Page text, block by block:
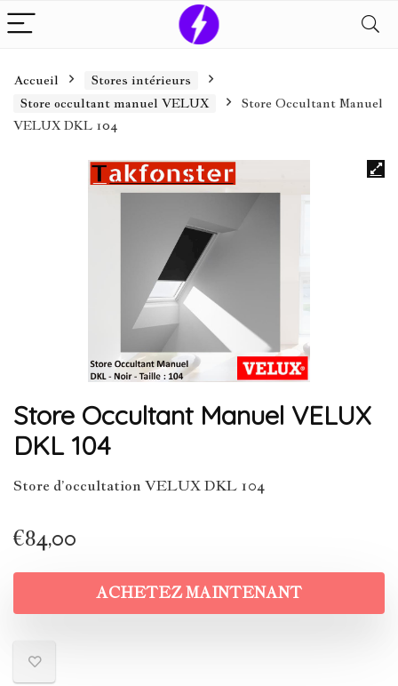
Accueil
Stores intérieurs
Store occultant manuel VELUX
Store Occultant Manuel
VELUX DKL 104
Store Occultant Manuel VELUX
DKL 104
Store d’occultation VELUX DKL 104
€84,00
ACHETEZ MAINTENANT